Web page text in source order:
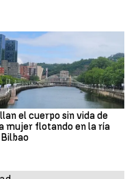
el cuerpo sin vida de
mujer flotando en la ría